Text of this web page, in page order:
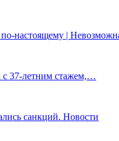
настоящему |
с 37-летним стажем,…
санкций. Новости